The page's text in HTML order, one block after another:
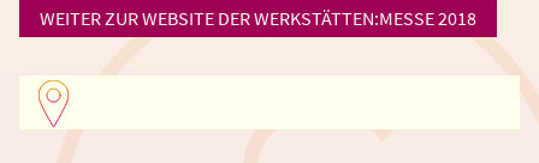
WEITER ZUR WEBSITE DER WERKSTÄTTEN:MESSE 2018